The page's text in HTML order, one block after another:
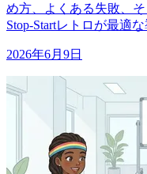
め方、よくある失敗、
Stop-Startレトロが最適
2026年6月9日